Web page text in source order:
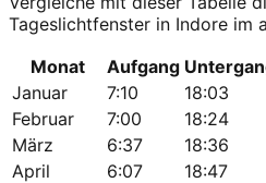
Tageslichtfenster in Indore im
Monat
Aufgang
Januar
7:10 18:03
Februar
7:00 18:24
März
6:37 18:36
April
6:07 18:47